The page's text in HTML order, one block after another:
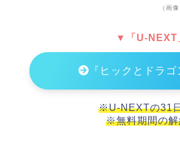
（画
▼「U-NEXT
『ヒックとドラ
※U-NEXTの31
※無料期間の解